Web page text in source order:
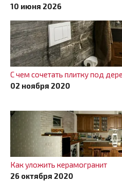
10 июня 2026
С чем сочетать плитку под
02 ноября 2020
Как уложить керамогранит
26 октября 2020